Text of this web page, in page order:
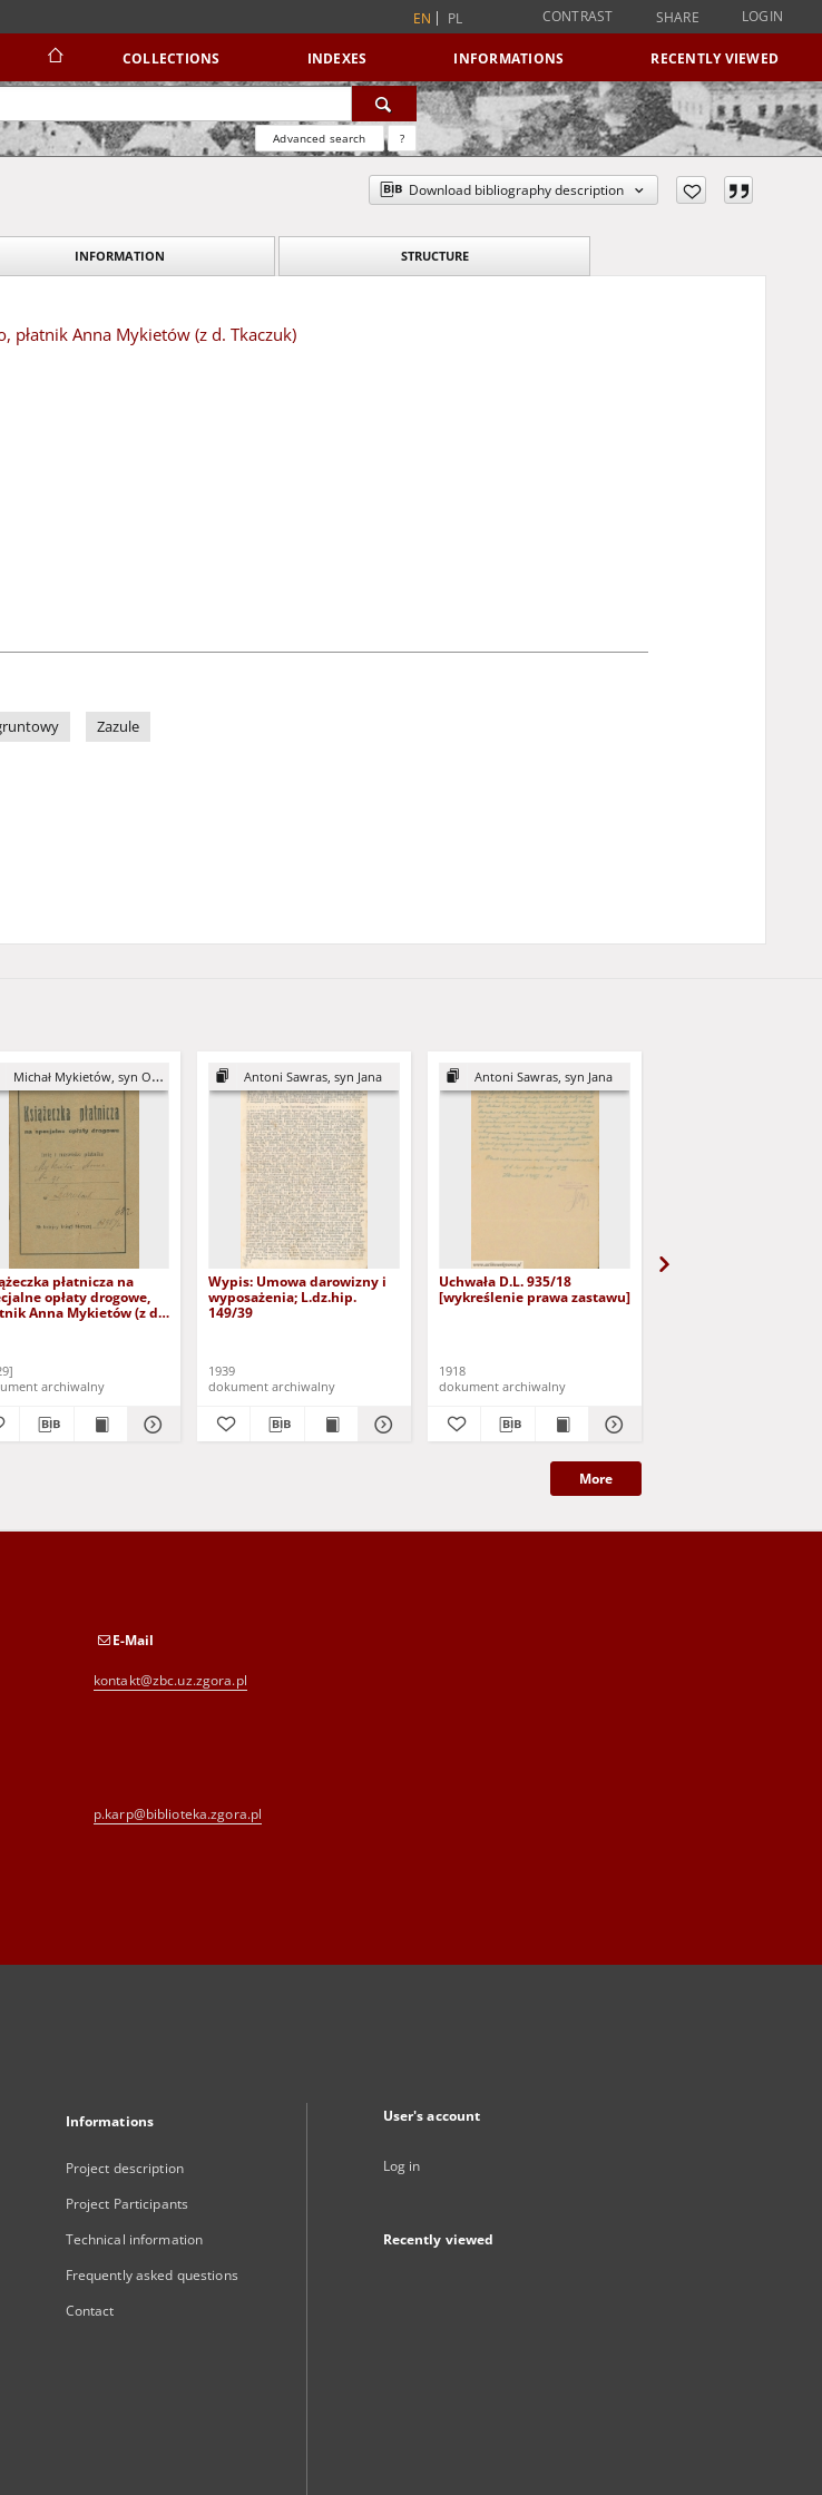
EN PL CONTRAST SHARE LOGIN
COLLECTIONS INDEXES INFORMATIONS RECENTLY VIEWED
Advanced search ?
Download bibliography description
INFORMATION STRUCTURE
płatnik Anna Mykietów (z d. Tkaczuk)
Zazule
Michał Mykietów, syn Onufrego
płatnicza na
opłaty drogowe,
Anna Mykietów (z d.
archiwalny
Antoni Sawras, syn Jana
Wypis: Umowa darowizny i
wyposażenia; L.dz.hip.
149/39
1939
dokument archiwalny
Antoni Sawras, syn Jana
Uchwała D.L. 935/18
[wykreślenie prawa zastawu]
1918
dokument archiwalny
More
E-Mail
kontakt@zbc.uz.zgora.pl
p.karp@biblioteka.zgora.pl
Informations
Project description
Project Participants
Technical information
Frequently asked questions
Contact
User's account
Log in
Recently viewed